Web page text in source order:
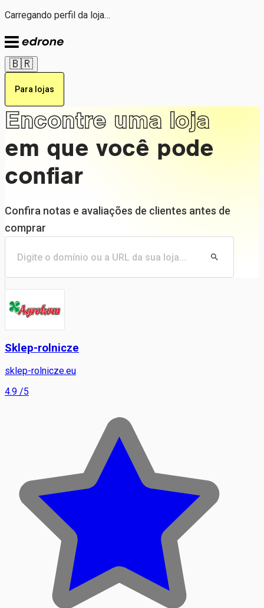
Carregando perfil da loja…
🇧🇷
Para lojas
Encontre uma loja
em que você pode
confiar
Confira notas e avaliações de clientes antes de
comprar
Sklep-rolnicze
sklep-rolnicze.eu
4.9 /5